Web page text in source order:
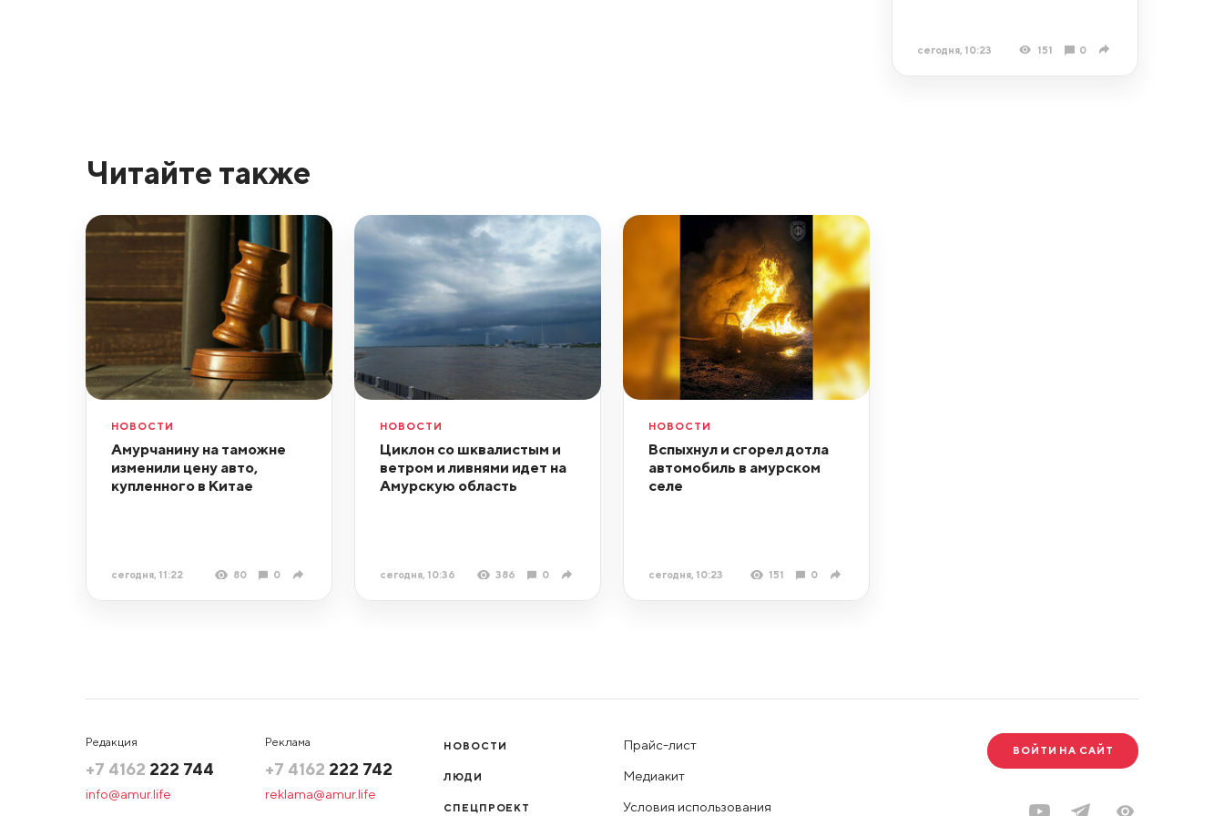
сегодня, 10:23 151 0
Читайте также
НОВОСТИ
Амурчанину на таможне
изменили цену авто,
купленного в Китае
сегодня, 11:22 80 0
НОВОСТИ
Циклон со шквалистым и
ветром и ливнями идет на
Амурскую область
сегодня, 10:36 386 0
НОВОСТИ
Вспыхнул и сгорел дотла
автомобиль в амурском
селе
сегодня, 10:23 151 0
Редакция
+7 4162 222 744
info@amur.life
Реклама
+7 4162 222 742
reklama@amur.life
НОВОСТИ
ЛЮДИ
СПЕЦПРОЕКТ
Прайс-лист
Медиакит
Условия использования
ВОЙТИ НА САЙТ